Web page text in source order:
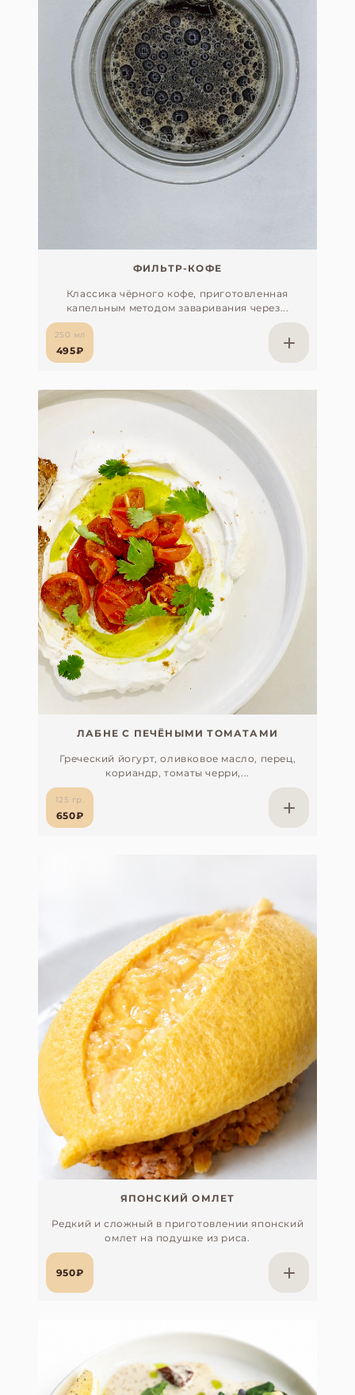
ФИЛЬТР-КОФЕ
Классика чёрного кофе, приготовленная
капельным методом заваривания через...
250 мл
495₽
ЛАБНЕ С ПЕЧЁНЫМИ ТОМАТАМИ
Греческий йогурт, оливковое масло, перец,
кориандр, томаты черри,...
125 гр.
650₽
ЯПОНСКИЙ ОМЛЕТ
Редкий и сложный в приготовлении японский
омлет на подушке из риса.
950₽